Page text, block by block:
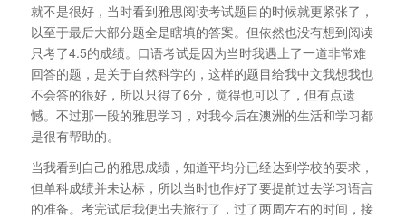
就不是很好，当时看到雅思阅读考试题目的时候就更紧张了，
以至于最后大部分题全是瞎填的答案。但依然也没有想到阅读
只考了4.5的成绩。口语考试是因为当时我遇上了一道非常难
回答的题，是关于自然科学的，这样的题目给我中文我想我也
不会答的很好，所以只得了6分，觉得也可以了，但有点遗
憾。不过那一段的雅思学习，对我今后在澳洲的生活和学习都
是很有帮助的。
当我看到自己的雅思成绩，知道平均分已经达到学校的要求，
但单科成绩并未达标，所以当时也作好了要提前过去学习语言
的准备。考完试后我便出去旅行了，过了两周左右的时间，接